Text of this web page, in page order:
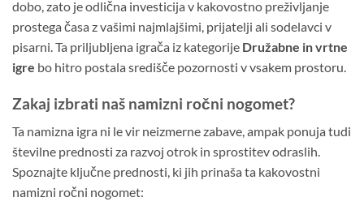
dobo, zato je odlična investicija v kakovostno preživljanje
prostega časa z vašimi najmlajšimi, prijatelji ali sodelavci v
pisarni. Ta priljubljena igrača iz kategorije Družabne in vrtne
igre bo hitro postala središče pozornosti v vsakem prostoru.
Zakaj izbrati naš namizni ročni nogomet?
Ta namizna igra ni le vir neizmerne zabave, ampak ponuja tudi
številne prednosti za razvoj otrok in sprostitev odraslih.
Spoznajte ključne prednosti, ki jih prinaša ta kakovostni
namizni ročni nogomet: